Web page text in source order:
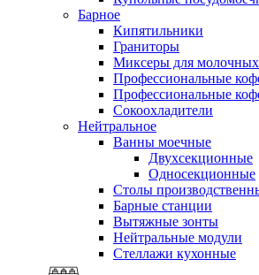
Барное
Кипятильники
Граниторы
Миксеры для молочных
Профессиональные
Профессиональные
Сокоохладители
Нейтральное
Ванны моечные
Двухсекционные
Односекционные
Столы
Барные станции
Вытяжные зонты
Нейтральные модули
Стеллажи кухонные